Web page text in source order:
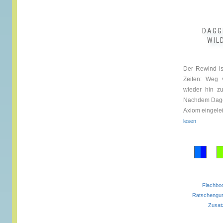
Der Rewind
Zeiten: Weg
wieder hin
Nachdem
Axiom
lesen